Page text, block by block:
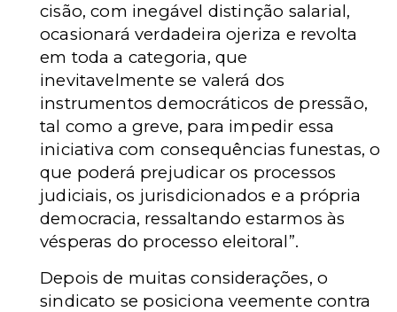
cisão, com inegável distinção salarial,
ocasionará verdadeira ojeriza e revolta
em toda a categoria, que
inevitavelmente se valerá dos
instrumentos democráticos de pressão,
tal como a greve, para impedir essa
iniciativa com consequências funestas, o
que poderá prejudicar os processos
judiciais, os jurisdicionados e a própria
democracia, ressaltando estarmos às
vésperas do processo eleitoral”.
Depois de muitas considerações, o
sindicato se posiciona veemente contra